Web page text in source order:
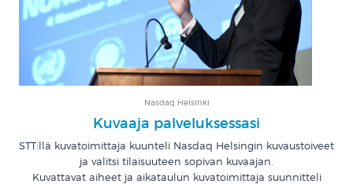
Nasdaq Helsinki
Kuvaaja palveluksessasi
STT:llä kuvatoimittaja kuunteli Nasdaq Helsingin kuvaustoiveet
ja valitsi tilaisuuteen sopivan kuvaajan.
Kuvattavat aiheet ja aikataulun kuvatoimittaja suunnitteli